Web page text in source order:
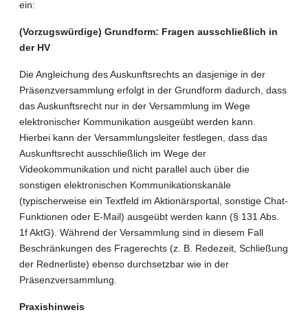
ein:
(Vorzugswürdige) Grundform: Fragen ausschließlich in
der HV
Die Angleichung des Auskunftsrechts an dasjenige in der
Präsenzversammlung erfolgt in der Grundform dadurch, dass
das Auskunftsrecht nur in der Versammlung im Wege
elektronischer Kommunikation ausgeübt werden kann.
Hierbei kann der Versammlungsleiter festlegen, dass das
Auskunftsrecht ausschließlich im Wege der
Videokommunikation und nicht parallel auch über die
sonstigen elektronischen Kommunikationskanäle
(typischerweise ein Textfeld im Aktionärsportal, sonstige Chat-
Funktionen oder E-Mail) ausgeübt werden kann (§ 131 Abs.
1f AktG). Während der Versammlung sind in diesem Fall
Beschränkungen des Fragerechts (z. B. Redezeit, Schließung
der Rednerliste) ebenso durchsetzbar wie in der
Präsenzversammlung.
Praxishinweis